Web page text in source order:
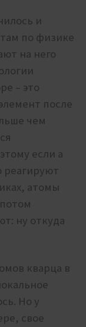
и
по физике
на него
– это
после
чем
если а
реагируют
атомы
ну откуда
кварца в
Но у
свое